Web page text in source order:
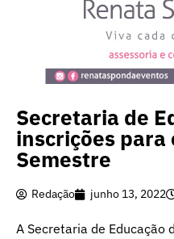
Secretaria de
inscrições para
Semestre
Redação junho 13, 2022
A Secretaria de Educação